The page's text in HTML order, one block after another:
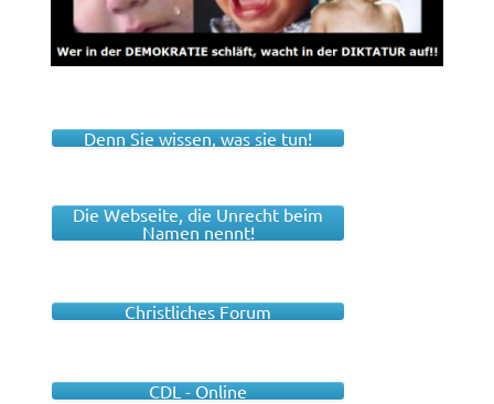
Denn Sie wissen, was sie tun!
Die Webseite, die Unrecht beim
Namen nennt!
Christliches Forum
CDL - Online